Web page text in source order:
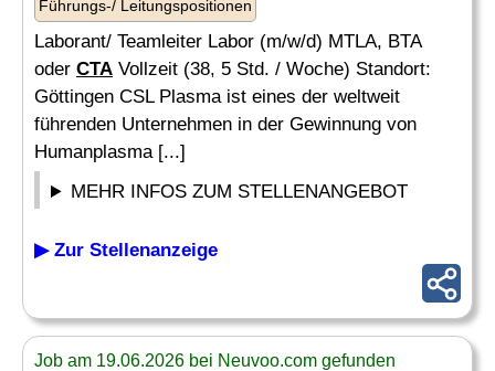
Führungs-/ Leitungspositionen
Laborant/ Teamleiter Labor (m/w/d) MTLA, BTA
oder CTA Vollzeit (38, 5 Std. / Woche) Standort:
Göttingen CSL Plasma ist eines der weltweit
führenden Unternehmen in der Gewinnung von
Humanplasma [...]
MEHR INFOS ZUM STELLENANGEBOT
▶ Zur Stellenanzeige
Job am 19.06.2026 bei Neuvoo.com gefunden